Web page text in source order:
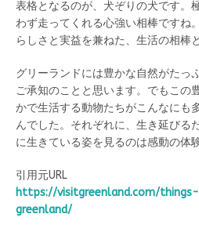
表格となるのが、犬ぞりの犬です。
わず走ってくれる心強い相棒ですね
らしさと実益を兼ねた、生活の相棒
グリーランドには豊かな自然がたっ
ご承知のことと思います。でもこの
かで生活する動物たちがこんなにも
んでした。それぞれに、生き延びる
に生きている姿を見るのは感動の体
引用元URL
https://visitgreenland.com/
greenland/